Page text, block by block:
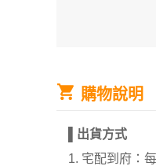
購物說明
出貨方式
1. 宅配到府：